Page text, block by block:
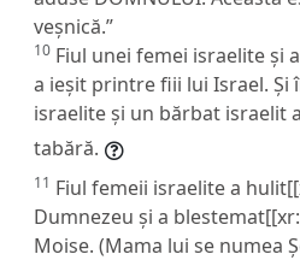
veșnică.”
10 Fiul unei femei israelite și
a ieșit printre fiii lui Israel. Și
israelite și un bărbat israelit
tabără.
11 Fiul femeii israelite a
Dumnezeu și a
Moise. (Mama lui se numea